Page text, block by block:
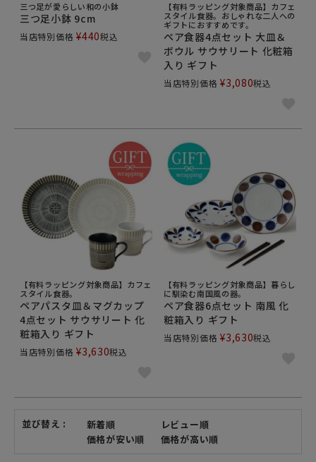
三つ足が愛らしい和の小鉢
三つ足小鉢 9cm
当店特別価格 ¥440税込
【有料ラッピング対象商品】カフェ
スタイル食器。おしゃれな二人への
ギフトにおすすめです。
ペア食器4点セット 大皿＆
ボウル サウサリート 化粧箱
入り ギフト
当店特別価格 ¥3,080税込
【有料ラッピング対象商品】カフェ
スタイル食器。
ペアパスタ皿＆マグカップ
4点セット サウサリート 化
粧箱入り ギフト
当店特別価格 ¥3,630税込
【有料ラッピング対象商品】暮らし
に馴染む南国風の器。
ペア食器6点セット 南風 化
粧箱入り ギフト
当店特別価格 ¥3,630税込
並び替え 新着順
レビュー順
価格が安い順
価格が高い順